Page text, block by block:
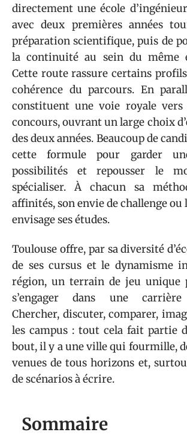
Sommaire
directement une école
avec deux premières années
préparation scientifique, puis de
la continuité au sein du même
Cette route rassure certains
cohérence du parcours. En
constituent une voie royale vers
concours, ouvrant un large choix
des deux années. Beaucoup de
cette formule pour garder
possibilités et repousser le
spécialiser. À chacun sa
affinités, son envie de challenge ou
envisage ses études.
Toulouse offre, par sa diversité
de ses cursus et le dynamisme
région, un terrain de jeu unique
s’engager dans une carrière
Chercher, discuter, comparer,
les campus : tout cela fait partie
bout, il y a une ville qui fourmille,
venues de tous horizons et,
de scénarios à écrire.